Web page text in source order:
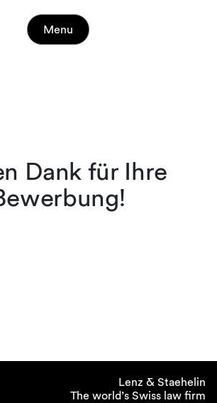
Menu
Dank für Ihre
Lenz & Staehelin
The world’s Swiss law firm